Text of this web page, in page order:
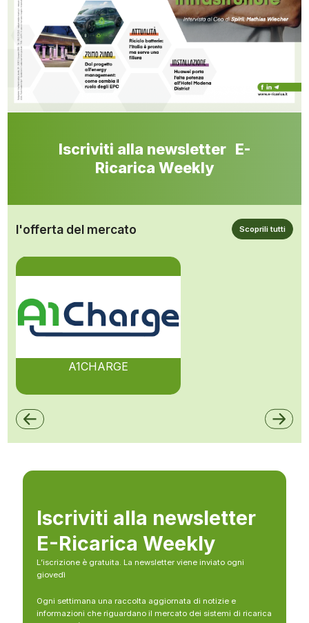
Iscriviti alla newsletter E-
Ricarica Weekly
l'offerta del mercato Scoprili tutti
A1CHARGE
Iscriviti alla newsletter
E-Ricarica Weekly
L’iscrizione è gratuita. La newsletter viene inviato ogni
giovedì
Ogni settimana una raccolta aggiornata di notizie e
informazioni che riguardano il mercato dei sistemi di ricarica